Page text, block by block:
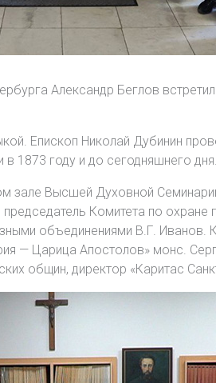
Александр Беглов
Епископ Николай Дубинин
1873 году и до сегодняшнего дня.
зале Высшей Духовной
Комитета по
объединениями В.Г.
— Царица Апостолов» монс.
общин, директор «Каритас